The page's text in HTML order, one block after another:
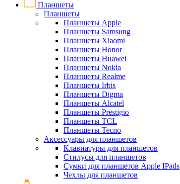
Планшеты
Планшеты
Планшеты Apple
Планшеты Samsung
Планшеты Xiaomi
Планшеты Honor
Планшеты Huawei
Планшеты Nokia
Планшеты Realme
Планшеты Irbis
Планшеты Digma
Планшеты Alcatel
Планшеты Prestigio
Планшеты TCL
Планшеты Tecno
Аксессуары для планшетов
Клавиатуры для планшетов
Стилусы для планшетов
Сумки для планшетов Apple IPads
Чехлы для планшетов